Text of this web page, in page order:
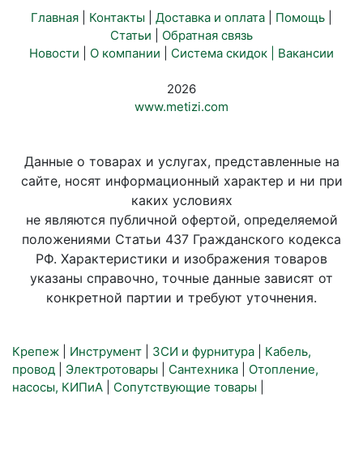
Главная Контакты Доставка и оплата Помощь
Статьи
Обратная связь
Новости
О компании Система скидок | Вакансии
2026
www.metizi.com
Данные о товарах и услугах, представленные на
сайте, носят информационный характер и ни при
каких условиях
не являются публичной офертой, определяемой
положениями Статьи 437 Гражданского кодекса
РФ. Характеристики и изображения товаров
указаны справочно, точные данные зависят от
конкретной партии и требуют уточнения.
Крепеж Инструмент ЗСИ и фурнитура
Кабель,
провод
Электротовары Сантехника
Отопление,
насосы, КИПиА
Сопутствующие товары